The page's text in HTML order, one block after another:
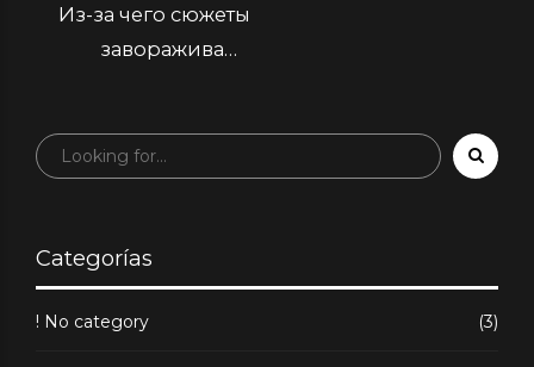
Из-за чего сюжеты
завораживают
Categorías
! No category (3)